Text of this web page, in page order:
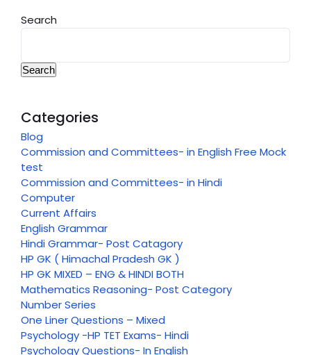
Search
Search
Categories
Blog
Commission and Committees- in English Free Mock
test
Commission and Committees- in Hindi
Computer
Current Affairs
English Grammar
Hindi Grammar- Post Catagory
HP GK ( Himachal Pradesh GK )
HP GK MIXED – ENG & HINDI BOTH
Mathematics Reasoning- Post Category
Number Series
One Liner Questions – Mixed
Psychology -HP TET Exams- Hindi
Psychology Questions- In English